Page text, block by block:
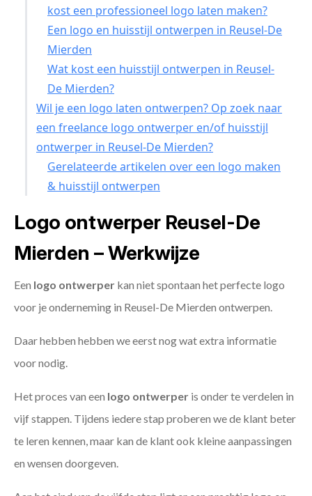
kost een professioneel logo laten maken?
Een logo en huisstijl ontwerpen in Reusel-De
Mierden
Wat kost een huisstijl ontwerpen in Reusel-
De Mierden?
Wil je een logo laten ontwerpen? Op zoek naar
een freelance logo ontwerper en/of huisstijl
ontwerper in Reusel-De Mierden?
Gerelateerde artikelen over een logo maken
& huisstijl ontwerpen
Logo ontwerper Reusel-De
Mierden – Werkwijze
Een logo ontwerper kan niet spontaan het perfecte logo
voor je onderneming in Reusel-De Mierden ontwerpen.
Daar hebben hebben we eerst nog wat extra informatie
voor nodig.
Het proces van een logo ontwerper is onder te verdelen in
vijf stappen. Tijdens iedere stap proberen we de klant beter
te leren kennen, maar kan de klant ook kleine aanpassingen
en wensen doorgeven.